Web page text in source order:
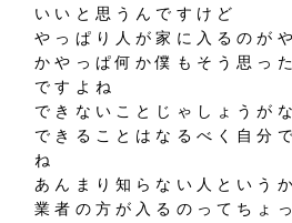
いいと思うんですけど
やっぱり人が家に入るのが
かやっぱ何か僕もそう思っ
ですよね
できないことじゃしょうが
できることはなるべく自分
ね
あんまり知らない人というか
業者の方が入るのってちょ